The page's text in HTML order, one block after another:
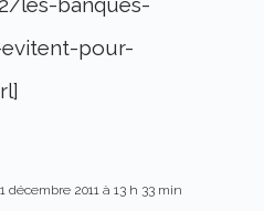
pour-
décembre 2011 à 13 h 33 min